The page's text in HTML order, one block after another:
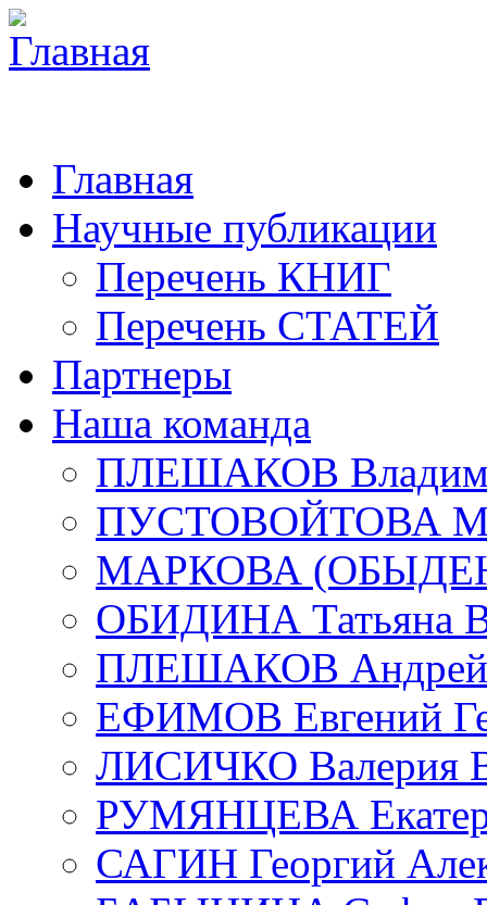
Главная
Научные публикации
Перечень КНИГ
Перечень СТАТЕЙ
Партнеры
Наша команда
ПЛЕШАКОВ
ПУСТОВОЙТОВА
МАРКОВА
ОБИДИНА Татьяна
ПЛЕШАКОВ Андрей
ЕФИМОВ Евгений
ЛИСИЧКО Валерия
РУМЯНЦЕВА
САГИН Георгий